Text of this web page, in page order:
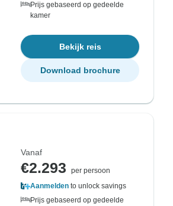
Prijs gebaseerd op gedeelde
kamer
Bekijk reis
Download brochure
Vanaf
€2.293
per persoon
Aanmelden to unlock savings
Prijs gebaseerd op gedeelde